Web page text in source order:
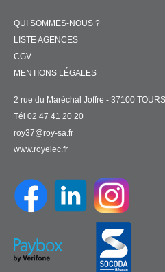
QUI SOMMES-NOUS ?
LISTE AGENCES
CGV
MENTIONS LÉGALES
2 rue du Maréchal Joffre - 37100 TOURS
Tél 02 47 41 20 20
roy37@roy-sa.fr
www.royelec.fr